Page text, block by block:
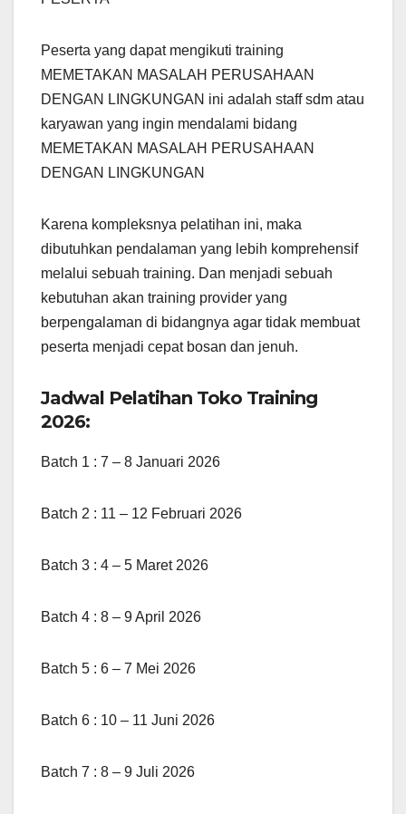
Peserta yang dapat mengikuti training
MEMETAKAN MASALAH PERUSAHAAN
DENGAN LINGKUNGAN ini adalah staff sdm atau
karyawan yang ingin mendalami bidang
MEMETAKAN MASALAH PERUSAHAAN
DENGAN LINGKUNGAN
Karena kompleksnya pelatihan ini, maka
dibutuhkan pendalaman yang lebih komprehensif
melalui sebuah training. Dan menjadi sebuah
kebutuhan akan training provider yang
berpengalaman di bidangnya agar tidak membuat
peserta menjadi cepat bosan dan jenuh.
Jadwal Pelatihan Toko Training
2026:
Batch 1 : 7 – 8 Januari 2026
Batch 2 : 11 – 12 Februari 2026
Batch 3 : 4 – 5 Maret 2026
Batch 4 : 8 – 9 April 2026
Batch 5 : 6 – 7 Mei 2026
Batch 6 : 10 – 11 Juni 2026
Batch 7 : 8 – 9 Juli 2026